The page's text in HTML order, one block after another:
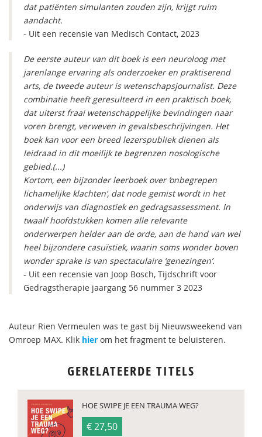
dat patiënten simulanten zouden zijn, krijgt ruim
aandacht.
- Uit een recensie van Medisch Contact, 2023
De eerste auteur van dit boek is een neuroloog met
jarenlange ervaring als onderzoeker en praktiserend
arts, de tweede auteur is wetenschapsjournalist. Deze
combinatie heeft geresulteerd in een praktisch boek,
dat uiterst fraai wetenschappelijke bevindingen naar
voren brengt, verweven in gevalsbeschrijvingen. Het
boek kan voor een breed lezerspubliek dienen als
leidraad in dit moeilijk te begrenzen nosologische
gebied.(...)
Kortom, een bijzonder leerboek over ‘onbegrepen
lichamelijke klachten’, dat node gemist wordt in het
onderwijs van diagnostiek en gedragsassessment. In
twaalf hoofdstukken komen alle relevante
onderwerpen helder aan de orde, aan de hand van wel
heel bijzondere casuïstiek, waarin soms wonder boven
wonder sprake is van spectaculaire ‘genezingen’.
- Uit een recensie van Joop Bosch, Tijdschrift voor
Gedragstherapie jaargang 56 nummer 3 2023
Auteur Rien Vermeulen was te gast bij Nieuwsweekend van
Omroep MAX. Klik hier om het fragment te beluisteren.
GERELATEERDE TITELS
HOE SWIPE JE EEN TRAUMA WEG?
€ 27,50